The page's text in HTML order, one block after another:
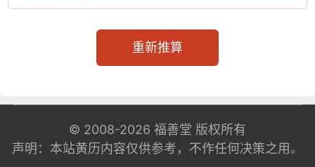
重新推算
© 2008-2026 福善堂 版权所有
声明：本站黄历内容仅供参考，不作任何决策之用。